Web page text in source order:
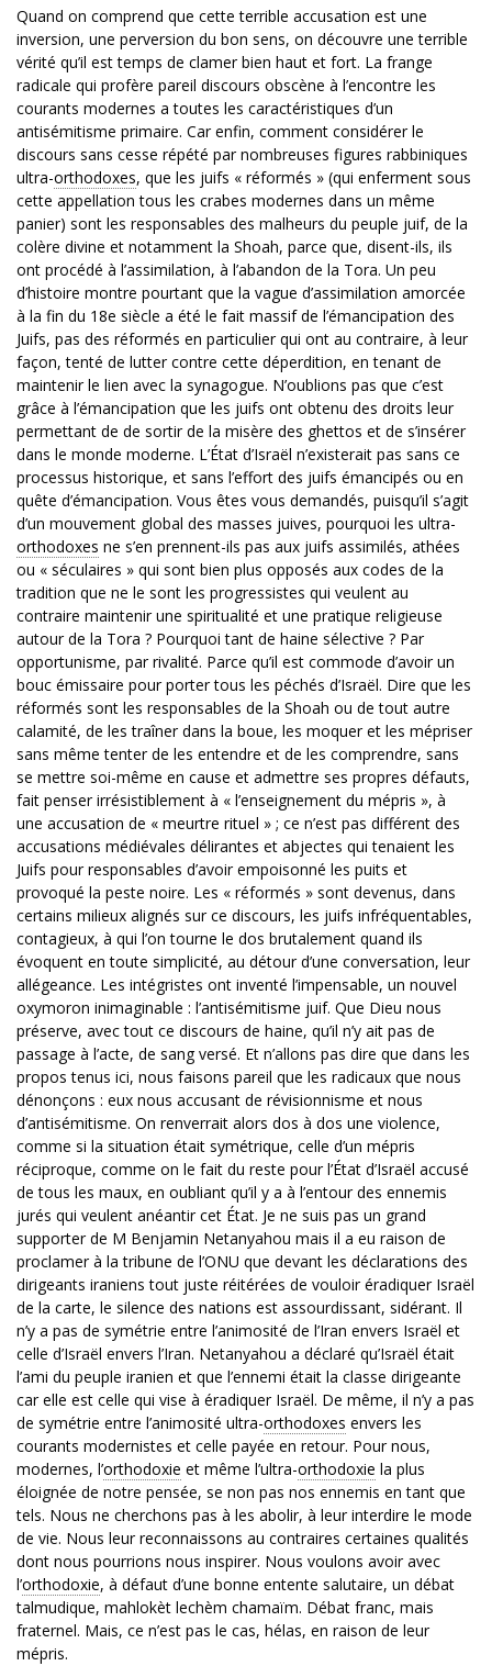
Quand on comprend que cette terrible accusation est une
inversion, une perversion du bon sens, on découvre une terrible
vérité qu’il est temps de clamer bien haut et fort. La frange
radicale qui profère pareil discours obscène à l’encontre les
courants modernes a toutes les caractéristiques d’un
antisémitisme primaire. Car enfin, comment considérer le
discours sans cesse répété par nombreuses figures rabbiniques
ultra-orthodoxes, que les juifs « réformés » (qui enferment sous
cette appellation tous les crabes modernes dans un même
panier) sont les responsables des malheurs du peuple juif, de la
colère divine et notamment la Shoah, parce que, disent-ils, ils
ont procédé à l’assimilation, à l’abandon de la Tora. Un peu
d’histoire montre pourtant que la vague d’assimilation amorcée
à la fin du 18e siècle a été le fait massif de l’émancipation des
Juifs, pas des réformés en particulier qui ont au contraire, à leur
façon, tenté de lutter contre cette déperdition, en tenant de
maintenir le lien avec la synagogue. N’oublions pas que c’est
grâce à l’émancipation que les juifs ont obtenu des droits leur
permettant de de sortir de la misère des ghettos et de s’insérer
dans le monde moderne. L’État d’Israël n’existerait pas sans ce
processus historique, et sans l’effort des juifs émancipés ou en
quête d’émancipation. Vous êtes vous demandés, puisqu’il s’agit
d’un mouvement global des masses juives, pourquoi les ultra-
orthodoxes ne s’en prennent-ils pas aux juifs assimilés, athées
ou « séculaires » qui sont bien plus opposés aux codes de la
tradition que ne le sont les progressistes qui veulent au
contraire maintenir une spiritualité et une pratique religieuse
autour de la Tora ? Pourquoi tant de haine sélective ? Par
opportunisme, par rivalité. Parce qu’il est commode d’avoir un
bouc émissaire pour porter tous les péchés d’Israël. Dire que les
réformés sont les responsables de la Shoah ou de tout autre
calamité, de les traîner dans la boue, les moquer et les mépriser
sans même tenter de les entendre et de les comprendre, sans
se mettre soi-même en cause et admettre ses propres défauts,
fait penser irrésistiblement à « l’enseignement du mépris », à
une accusation de « meurtre rituel » ; ce n’est pas différent des
accusations médiévales délirantes et abjectes qui tenaient les
Juifs pour responsables d’avoir empoisonné les puits et
provoqué la peste noire. Les « réformés » sont devenus, dans
certains milieux alignés sur ce discours, les juifs infréquentables,
contagieux, à qui l’on tourne le dos brutalement quand ils
évoquent en toute simplicité, au détour d’une conversation, leur
allégeance. Les intégristes ont inventé l’impensable, un nouvel
oxymoron inimaginable : l’antisémitisme juif. Que Dieu nous
préserve, avec tout ce discours de haine, qu’il n’y ait pas de
passage à l’acte, de sang versé. Et n’allons pas dire que dans les
propos tenus ici, nous faisons pareil que les radicaux que nous
dénonçons : eux nous accusant de révisionnisme et nous
d’antisémitisme. On renverrait alors dos à dos une violence,
comme si la situation était symétrique, celle d’un mépris
réciproque, comme on le fait du reste pour l’État d’Israël accusé
de tous les maux, en oubliant qu’il y a à l’entour des ennemis
jurés qui veulent anéantir cet État. Je ne suis pas un grand
supporter de M Benjamin Netanyahou mais il a eu raison de
proclamer à la tribune de l’ONU que devant les déclarations des
dirigeants iraniens tout juste réitérées de vouloir éradiquer Israël
de la carte, le silence des nations est assourdissant, sidérant. Il
n’y a pas de symétrie entre l’animosité de l’Iran envers Israël et
celle d’Israël envers l’Iran. Netanyahou a déclaré qu’Israël était
l’ami du peuple iranien et que l’ennemi était la classe dirigeante
car elle est celle qui vise à éradiquer Israël. De même, il n’y a pas
de symétrie entre l’animosité ultra-orthodoxes envers les
courants modernistes et celle payée en retour. Pour nous,
modernes, l’orthodoxie et même l’ultra-orthodoxie la plus
éloignée de notre pensée, se non pas nos ennemis en tant que
tels. Nous ne cherchons pas à les abolir, à leur interdire le mode
de vie. Nous leur reconnaissons au contraires certaines qualités
dont nous pourrions nous inspirer. Nous voulons avoir avec
l’orthodoxie, à défaut d’une bonne entente salutaire, un débat
talmudique, mahlokèt lechèm chamaïm. Débat franc, mais
fraternel. Mais, ce n’est pas le cas, hélas, en raison de leur
mépris.